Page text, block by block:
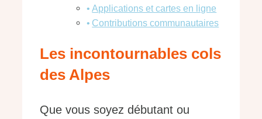
Applications et cartes en ligne
Contributions communautaires
Les incontournables cols
des Alpes
Que vous soyez débutant ou